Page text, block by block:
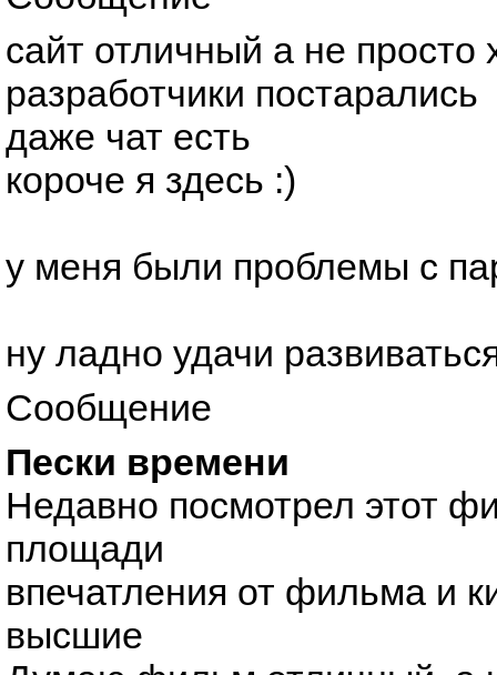
сайт отличный а не просто
разработчики постарались
даже чат есть
короче я здесь :)
у меня были проблемы с
ну ладно удачи
Сообщение
Пески времени
Недавно посмотрел этот
площади
впечатления от фильма и
высшие